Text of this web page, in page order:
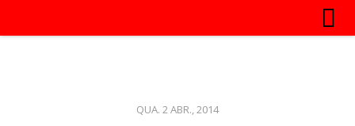
QUA. 2 ABR., 2014